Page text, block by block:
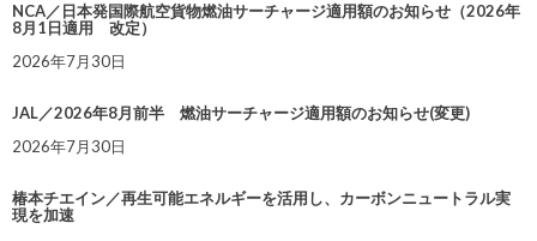
NCA／日本発国際航空貨物燃油サーチャージ適用額のお知らせ（2026年
8月1日適用 改定）
2026年7月30日
JAL／2026年8月前半 燃油サーチャージ適用額のお知らせ(変更)
2026年7月30日
椿本チエイン／再生可能エネルギーを活用し、カーボンニュートラル実
現を加速